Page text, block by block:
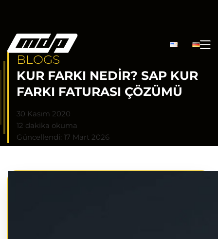
BLOGS
KUR FARKI NEDIR? SAP KUR
FARKI FATURASI ÇÖZÜMÜ
30 Kasım 2020
12 dakika okuma
Güncellendi: 17 Mart 2026